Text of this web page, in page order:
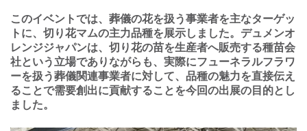
このイベントでは、葬儀の花を扱う事業者を主なターゲッ
トに、切り花マムの主⼒品種を展⽰しました。デュメンオ
レンジジャパンは、切り花の苗を⽣産者へ販売する種苗会
社という⽴場でありながらも、実際にフューネラルフラワ
ーを扱う葬儀関連事業者に対して、品種の魅⼒を直接伝え
ることで需要創出に貢献することを今回の出展の⽬的とし
ました。